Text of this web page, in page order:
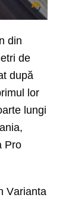
din
de
după
lor
lungi
Pro
Varianta